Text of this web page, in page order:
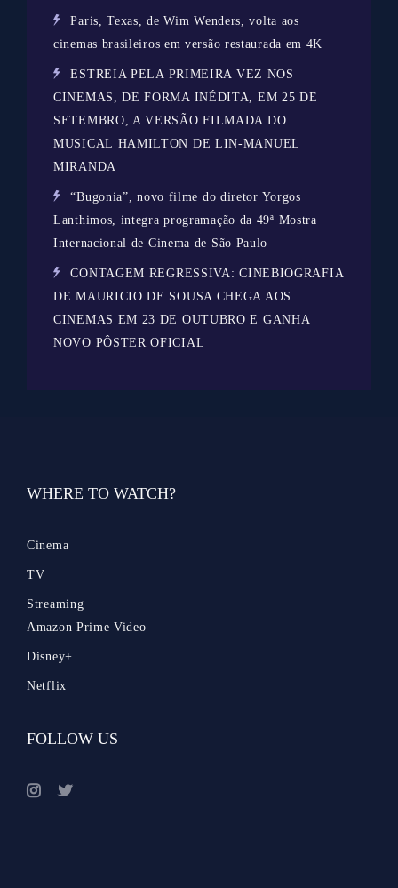
Paris, Texas, de Wim Wenders, volta aos
cinemas brasileiros em versão restaurada em 4K
ESTREIA PELA PRIMEIRA VEZ NOS
CINEMAS, DE FORMA INÉDITA, EM 25 DE
SETEMBRO, A VERSÃO FILMADA DO
MUSICAL HAMILTON DE LIN-MANUEL
MIRANDA
“Bugonia”, novo filme do diretor Yorgos
Lanthimos, integra programação da 49ª Mostra
Internacional de Cinema de São Paulo
CONTAGEM REGRESSIVA: CINEBIOGRAFIA
DE MAURICIO DE SOUSA CHEGA AOS
CINEMAS EM 23 DE OUTUBRO E GANHA
NOVO PÔSTER OFICIAL
WHERE TO WATCH?
Cinema
TV
Streaming
Amazon Prime Video
Disney+
Netflix
FOLLOW US